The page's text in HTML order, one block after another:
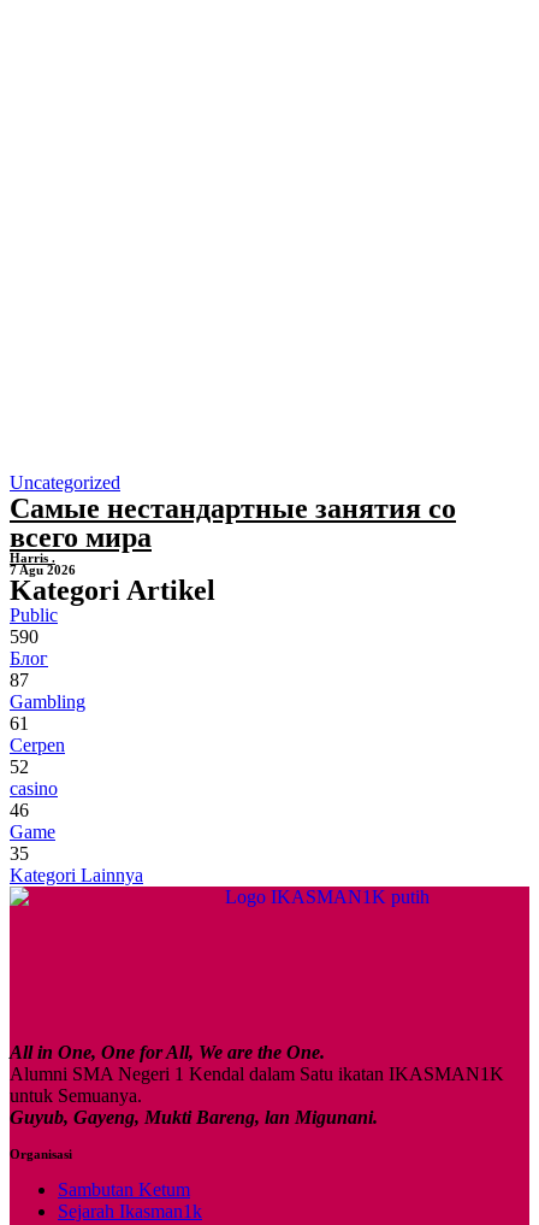
Uncategorized
Самые нестандартные занятия со
всего мира
Harris .
7 Agu 2026
Kategori Artikel
Public
590
Блог
87
Gambling
61
Cerpen
52
casino
46
Game
35
Kategori Lainnya
All in One, One for All, We are the One.
Alumni SMA Negeri 1 Kendal dalam Satu ikatan IKASMAN1K
untuk Semuanya.
Guyub, Gayeng, Mukti Bareng, lan Migunani.
Organisasi
Sambutan Ketum
Sejarah Ikasman1k